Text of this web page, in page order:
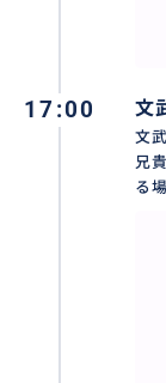
17:00 文
文
兄
る